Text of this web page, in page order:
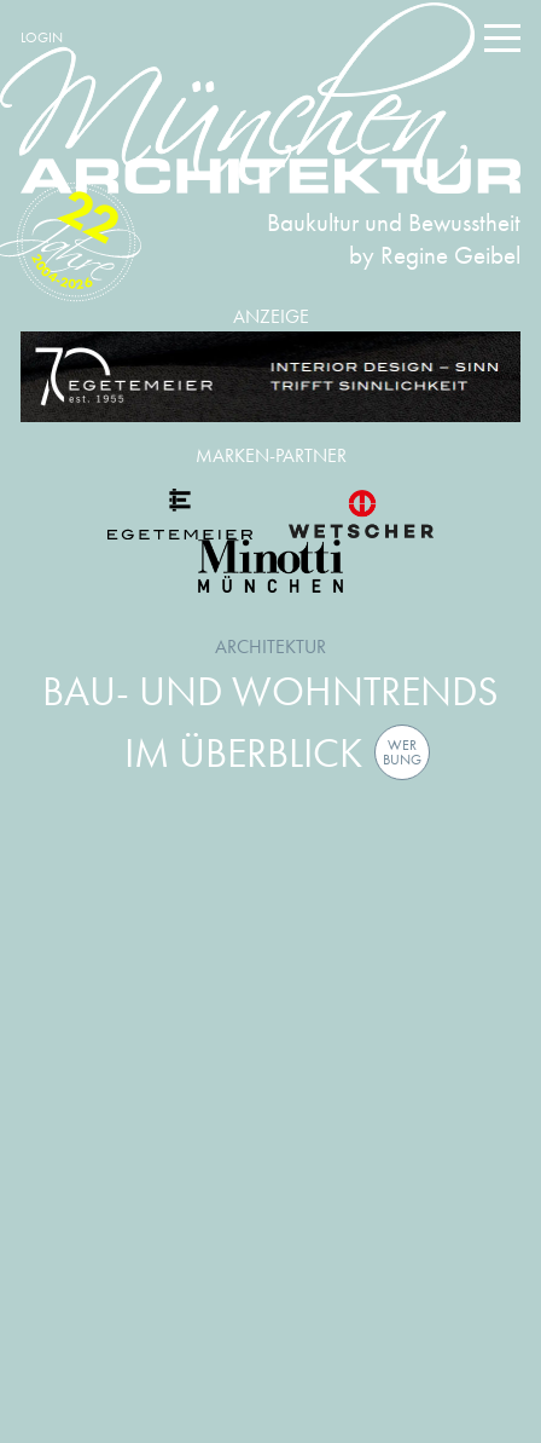
LOGIN
Baukultur und Bewusstheit
by Regine Geibel
2004-2026
22
ANZEIGE
ARCHITEKTUR
BAU- UND WOHNTRENDS
IM ÜBERBLICK
WER
BUNG